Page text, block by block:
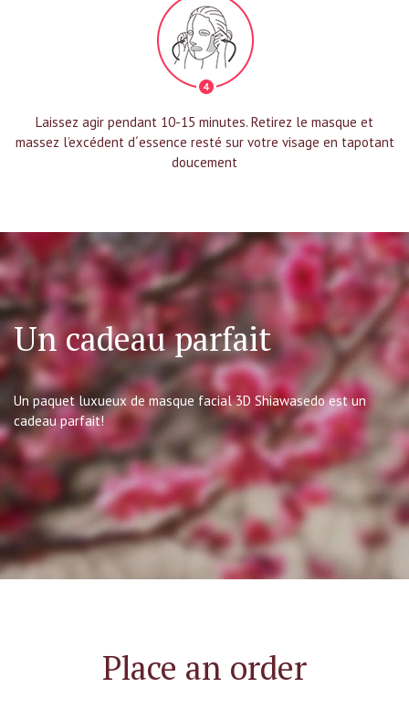
Laissez agir pendant 10-15 minutes. Retirez le masque et
massez l’excédent d´essence resté sur votre visage en tapotant
doucement
Un cadeau parfait
Un paquet luxueux de masque facial 3D Shiawasedo est un
cadeau parfait!
Place an order